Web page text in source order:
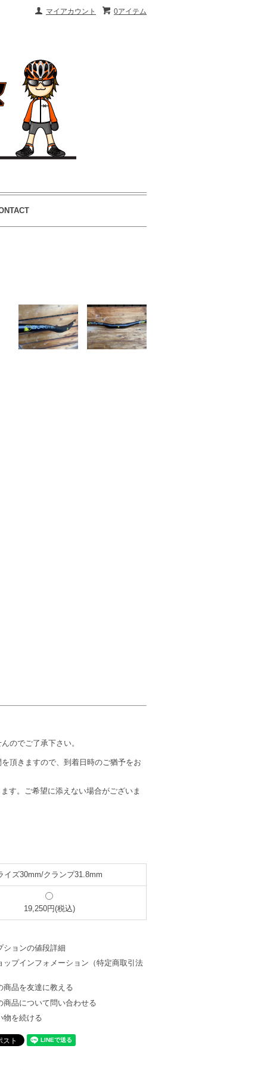
0アイテム
マイアカウント
のでご了承下さい。
頂きますので、到着日時のご猶予をお
す。ご希望に添えない場合がございま
イズ30mm/クランプ31.8mm
19,250円(税込)
ションの値段詳細
ップインフォメーション（特定商取引法
商品を友達に教える
商品について問い合わせる
物を続ける